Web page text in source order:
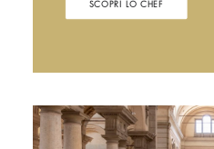
SCOPRI LO CHEF